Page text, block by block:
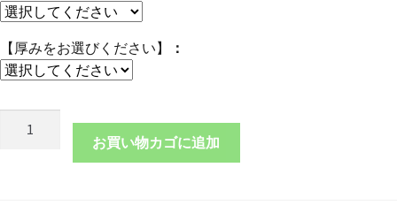
【厚みをお選びください】
お買い物カゴに追加